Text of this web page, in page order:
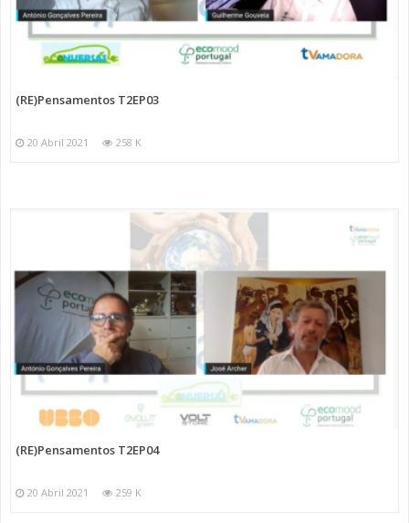
(RE)Pensamentos T2EP03
20 Abril 2021 258 K
(RE)Pensamentos T2EP04
20 Abril 2021 259 K